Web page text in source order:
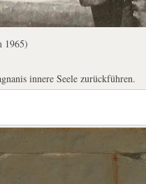
1965)
innere Seele zurückführen.